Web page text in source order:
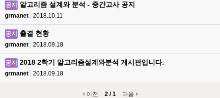
공지 알고리즘 설계와 분석 - 중간고사 공지
grmanet 2018.10.11
공지 출결 현황
grmanet 2018.09.18
공지 2018 2학기 알고리즘설계와분석 게시판입니다.
grmanet 2018.09.18
이전 2 / 1 다음